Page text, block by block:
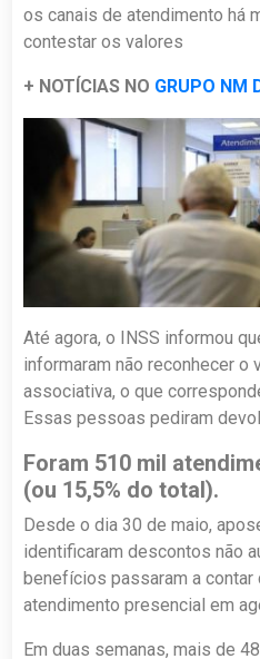
os canais de atendimento há
contestar os valores
+ NOTÍCIAS NO GRUPO NM
Até agora, o INSS informou
informaram não reconhecer o
associativa, o que
Essas pessoas pediram
Foram 510 mil
(ou 15,5% do total).
Desde o dia 30 de maio,
identificaram descontos não
benefícios passaram a
atendimento presencial em
Em duas semanas, mais de